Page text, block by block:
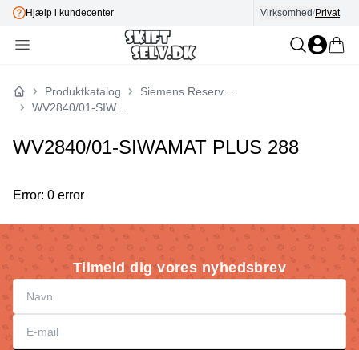
Hjælp i kundecenter E-mærket
Virksomhed/Privat
Forside
Produktkatalog
WV2840/01-SIWAMAT PLUS 288
WV2840/01-SIWAMAT PLUS 288
Error: 0 error
Tilmeld dig vores nyhedsbrev